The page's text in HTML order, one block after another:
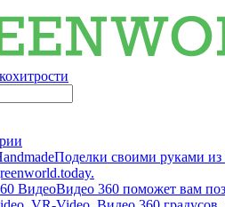
Поделки своими руками из
ВидеоВидео 360 поможет вам